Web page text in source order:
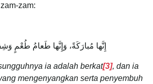
zam:
إِنَّها مُبارَكَةً، وَإِنَّها طَعامُ طُعْمٍ
ia adalah berkat[3], dan ia
mengenyangkan serta penyembuh